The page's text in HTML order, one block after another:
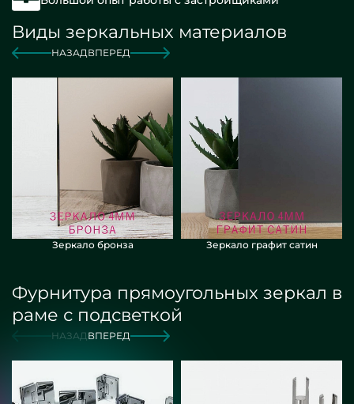
Виды зеркальных материалов
НАЗАДВПЕРЕД
Зеркало бронза Зеркало графит сатин
Фурнитура прямоугольных зеркал в
раме с подсветкой
НАЗАДВПЕРЕД